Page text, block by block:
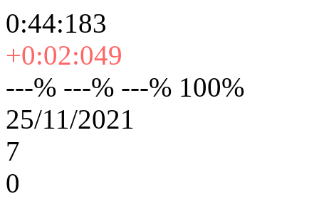
0:44:183
+0:02:049
---% ---% ---% 100%
25/11/2021
7
0